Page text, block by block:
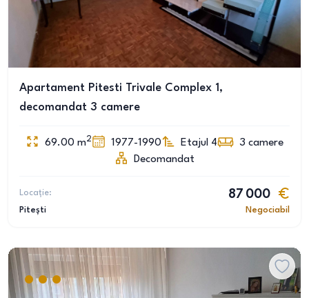
Apartament Pitesti Trivale Complex 1,
decomandat 3 camere
69.00 m2 1977-1990 Etajul 4 3 camere
Decomandat
Locație:
Pitești
87 000
Negociabil